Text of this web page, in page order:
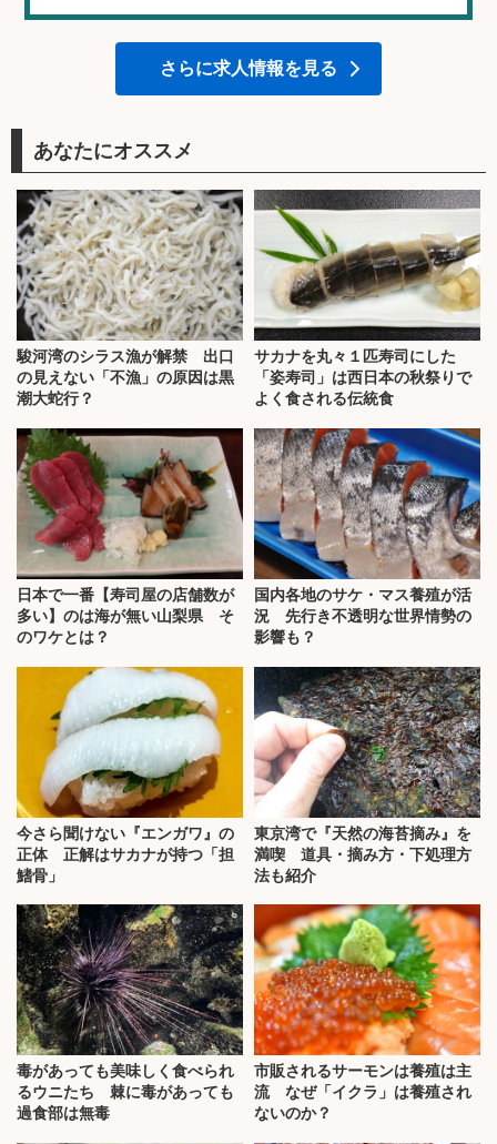
さらに求人情報を見る
あなたにオススメ
駿河湾のシラス漁が解禁 出口
の見えない「不漁」の原因は黒
潮大蛇行？
サカナを丸々１匹寿司にした
「姿寿司」は西日本の秋祭りで
よく食される伝統食
日本で一番【寿司屋の店舗数が
多い】のは海が無い山梨県 そ
のワケとは？
国内各地のサケ・マス養殖が活
況 先行き不透明な世界情勢の
影響も？
今さら聞けない『エンガワ』の
正体 正解はサカナが持つ「担
鰭骨」
東京湾で『天然の海苔摘み』を
満喫 道具・摘み方・下処理方
法も紹介
毒があっても美味しく食べられ
るウニたち 棘に毒があっても
過食部は無毒
市販されるサーモンは養殖は主
流 なぜ「イクラ」は養殖され
ないのか？